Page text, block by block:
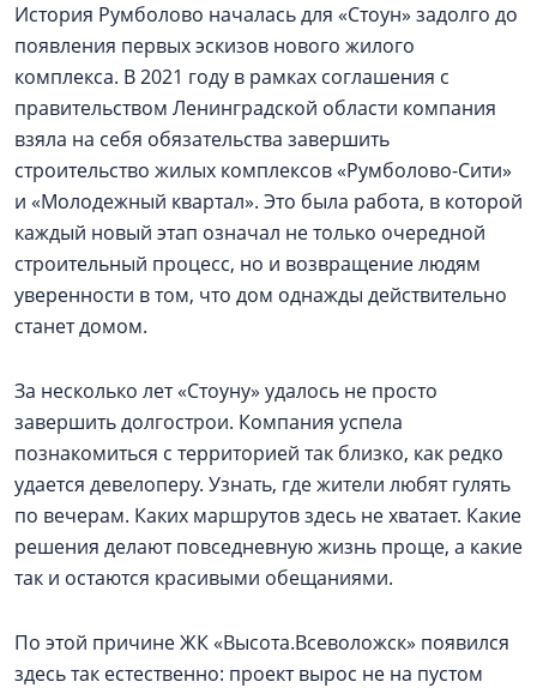
История Румболово началась для «Стоун» задолго до
появления первых эскизов нового жилого
комплекса. В 2021 году в рамках соглашения с
правительством Ленинградской области компания
взяла на себя обязательства завершить
строительство жилых комплексов «Румболово-Сити»
и «Молодежный квартал». Это была работа, в которой
каждый новый этап означал не только очередной
строительный процесс, но и возвращение людям
уверенности в том, что дом однажды действительно
станет домом.
За несколько лет «Стоуну» удалось не просто
завершить долгострои. Компания успела
познакомиться с территорией так близко, как редко
удается девелоперу. Узнать, где жители любят гулять
по вечерам. Каких маршрутов здесь не хватает. Какие
решения делают повседневную жизнь проще, а какие
так и остаются красивыми обещаниями.
По этой причине ЖК «Высота.Всеволожск» появился
здесь так естественно: проект вырос не на пустом